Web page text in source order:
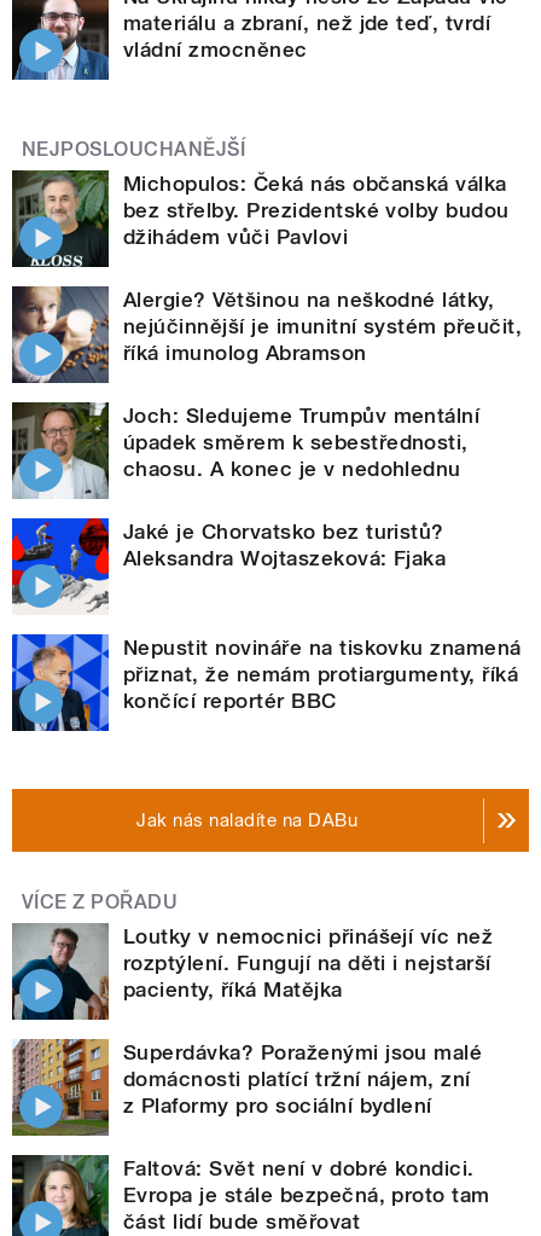
materiálu a zbraní, než jde teď, tvrdí
vládní zmocněnec
NEJPOSLOUCHANĚJŠÍ
Michopulos: Čeká nás občanská válka
bez střelby. Prezidentské volby budou
džihádem vůči Pavlovi
Alergie? Většinou na neškodné látky,
nejúčinnější je imunitní systém přeučit,
říká imunolog Abramson
Joch: Sledujeme Trumpův mentální
úpadek směrem k sebestřednosti,
chaosu. A konec je v nedohlednu
Jaké je Chorvatsko bez turistů?
Aleksandra Wojtaszeková: Fjaka
Nepustit novináře na tiskovku znamená
přiznat, že nemám protiargumenty, říká
končící reportér BBC
Jak nás naladíte na DABu
VÍCE Z POŘADU
Loutky v nemocnici přinášejí víc než
rozptýlení. Fungují na děti i nejstarší
pacienty, říká Matějka
Superdávka? Poraženými jsou malé
domácnosti platící tržní nájem, zní
z Plaformy pro sociální bydlení
Faltová: Svět není v dobré kondici.
Evropa je stále bezpečná, proto tam
část lidí bude směřovat